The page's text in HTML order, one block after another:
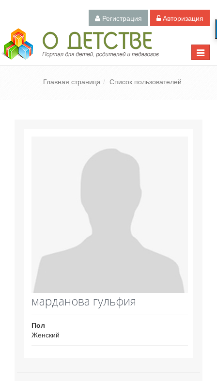
Регистрация Авторизация
Toggle
Педагогический портал «О детстве»
Главная страница Список пользователей
марданова гульфия
Пол
Женский